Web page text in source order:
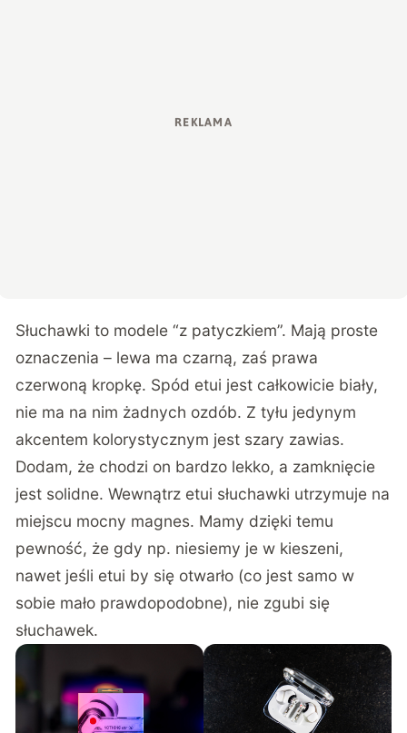
Słuchawki to modele “z patyczkiem”. Mają proste
oznaczenia – lewa ma czarną, zaś prawa
czerwoną kropkę. Spód etui jest całkowicie biały,
nie ma na nim żadnych ozdób. Z tyłu jedynym
akcentem kolorystycznym jest szary zawias.
Dodam, że chodzi on bardzo lekko, a zamknięcie
jest solidne. Wewnątrz etui słuchawki utrzymuje na
miejscu mocny magnes. Mamy dzięki temu
pewność, że gdy np. niesiemy je w kieszeni,
nawet jeśli etui by się otwarło (co jest samo w
sobie mało prawdopodobne), nie zgubi się
słuchawek.